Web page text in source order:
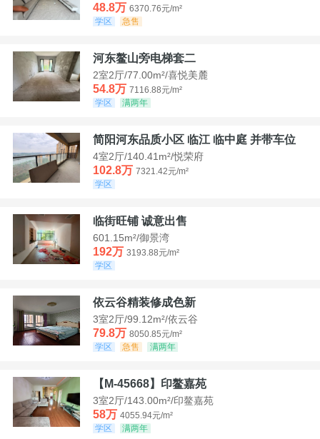
48.8万 6370.76元/m²
学区
急售
河东鳌山旁电梯套二
2室2厅/77.00m²/喜悦美麓
54.8万 7116.88元/m²
学区
满两年
简阳河东品质小区 临江 临中庭 并带车位
4室2厅/140.41m²/悦荣府
102.8万 7321.42元/m²
学区
临街旺铺 诚意出售
601.15m²/御景湾
192万 3193.88元/m²
学区
依云谷精装修成色新
3室2厅/99.12m²/依云谷
79.8万 8050.85元/m²
学区
急售 满两年
【M-45668】印鳌嘉苑
3室2厅/143.00m²/印鳌嘉苑
58万 4055.94元/m²
学区
满两年